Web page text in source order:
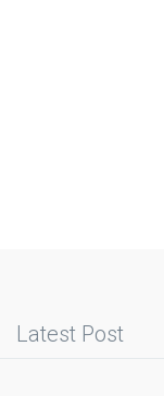
Latest Post